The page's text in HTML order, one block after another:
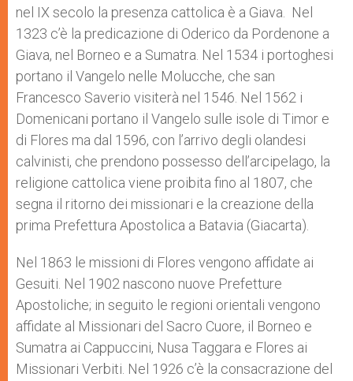
nel IX secolo la presenza cattolica è a Giava. Nel
1323 c’è la predicazione di Oderico da Pordenone a
Giava, nel Borneo e a Sumatra. Nel 1534 i portoghesi
portano il Vangelo nelle Molucche, che san
Francesco Saverio visiterà nel 1546. Nel 1562 i
Domenicani portano il Vangelo sulle isole di Timor e
di Flores ma dal 1596, con l’arrivo degli olandesi
calvinisti, che prendono possesso dell’arcipelago, la
religione cattolica viene proibita fino al 1807, che
segna il ritorno dei missionari e la creazione della
prima Prefettura Apostolica a Batavia (Giacarta).
Nel 1863 le missioni di Flores vengono affidate ai
Gesuiti. Nel 1902 nascono nuove Prefetture
Apostoliche; in seguito le regioni orientali vengono
affidate al Missionari del Sacro Cuore, il Borneo e
Sumatra ai Cappuccini, Nusa Taggara e Flores ai
Missionari Verbiti. Nel 1926 c’è la consacrazione del